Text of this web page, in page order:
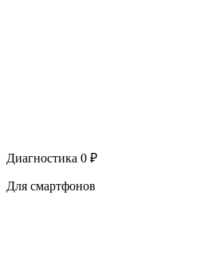
Диагностика 0 ₽
Для смартфонов